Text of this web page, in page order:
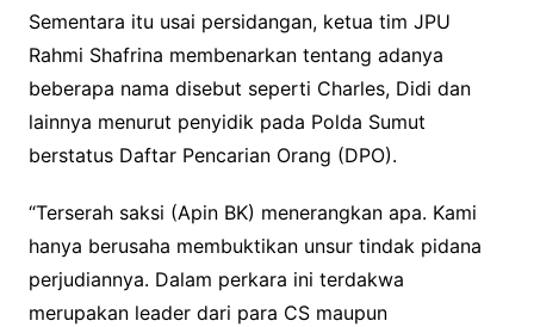
Sementara itu usai persidangan, ketua tim JPU
Rahmi Shafrina membenarkan tentang adanya
beberapa nama disebut seperti Charles, Didi dan
lainnya menurut penyidik pada Polda Sumut
berstatus Daftar Pencarian Orang (DPO).
“Terserah saksi (Apin BK) menerangkan apa. Kami
hanya berusaha membuktikan unsur tindak pidana
perjudiannya. Dalam perkara ini terdakwa
merupakan leader dari para CS maupun